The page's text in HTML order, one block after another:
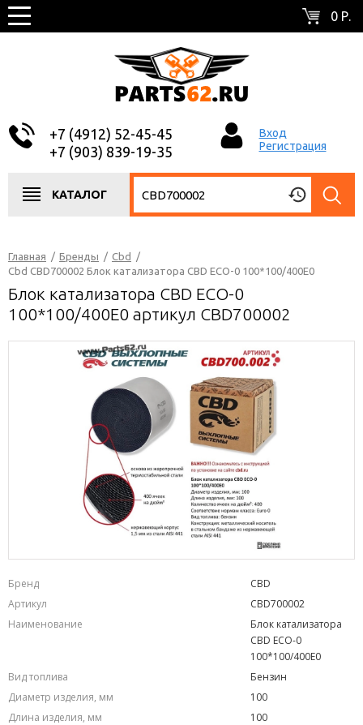
0 Р.
+7 (4912) 52-45-45
+7 (903) 839-19-35
Вход
Регистрация
КАТАЛОГ
Главная / Бренды / Cbd
/
Cbd CBD700002 Блок катализатора CBD ECO-0 100*100/400Е0
Блок катализатора CBD ECO-0
100*100/400Е0 артикул CBD700002
Бренд
CBD
Артикул
CBD700002
Наименование
Блок катализатора
CBD ECO-0
100*100/400Е0
Вид топлива
Бензин
Диаметр изделия, мм
100
Длина изделия, мм
100